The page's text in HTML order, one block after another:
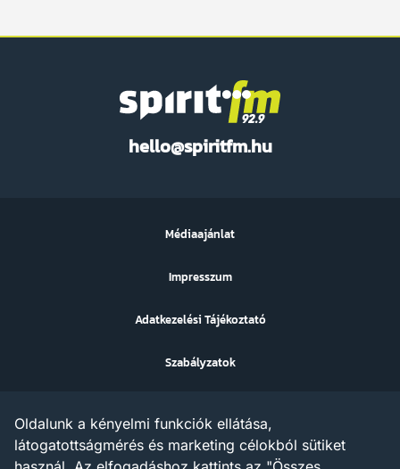
hello@spiritfm.hu
FM
Az ezen a weboldalon megjelenő szövegek, grafikák, képek,
hangfelvételek, video anyagok vagy egyéb tartalmak szerzői jogi
Médiaajánlat
Impresszum
Adatkezelési Tájékoztató
Szabályzatok
Oldalunk a kényelmi funkciók ellátása,
látogatottságmérés és marketing célokból sütiket